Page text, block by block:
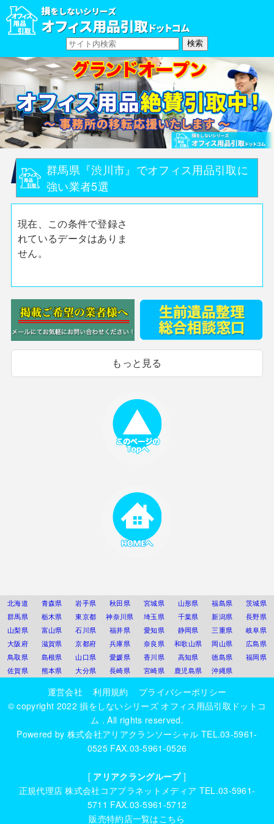
群馬県『渋川市』でオフィス用品引取に
強い業者5選
現在、この条件で登録さ
れているデータはありま
せん。
もっと見る
北海道 青森県 岩手県 秋田県 宮城県 山形県 福島県
茨城県
群馬県
栃木県 東京都 神奈川県 埼玉県 千葉県 新潟県
長野県
山梨県
富山県 石川県 福井県 愛知県 静岡県 三重県
岐阜県
大阪府
滋賀県 京都府 兵庫県 奈良県 和歌山県 岡山県
広島県
鳥取県
島根県 山口県 愛媛県 香川県 高知県 徳島県
福岡県
佐賀県
熊本県 大分県 長崎県 宮崎県 鹿児島県 沖縄県
運営会社 利用規約
プライバシーポリシー
© copyright 2022損をしないシリーズ オフィス用品引取ドットコ
ム . All rights reserved.
Powered by 株式会社アリアクランソーシャル TEL.03-5961-
0525 FAX.03-5961-0526
[ アリアクラングループ]
正規代理店株式会社コアプラネットメディア TEL.03-5961-
5711 FAX.03-5961-5712
販売特約店一覧はこちら